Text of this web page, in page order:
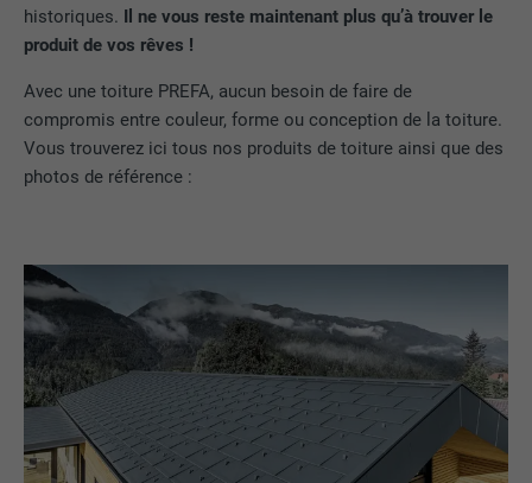
historiques. Il ne vous reste maintenant plus qu’à trouver le
produit de vos rêves !
Avec une toiture PREFA, aucun besoin de faire de
compromis entre couleur, forme ou conception de la toiture.
Vous trouverez ici tous nos produits de toiture ainsi que des
photos de référence :
UTILITÉ
Internet contient une fenêtre « Suivez-
nous » intégrée.
NOM
FOURNISSEUR LinkedIn
UTILITÉ
Utilisé par le service de réseau social
LinkedIn pour suivre l'utilisation de
services intégrés.
NOM bscookie